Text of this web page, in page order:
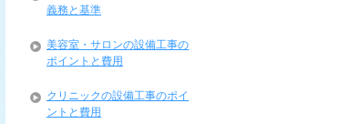
義務と基準
美容室・サロンの設備工事の
ポイントと費用
クリニックの設備工事のポイ
ントと費用